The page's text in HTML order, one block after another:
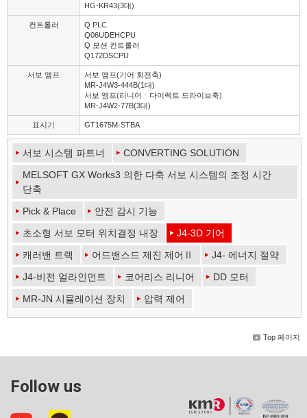
HG-KR43(3대)
컨트롤러
Q PLC
Q06UDEHCPU
Q 모션 컨트롤러
Q172DSCPU
서보 앰프
서보 앰프(기어 회전축)
MR-J4W3-444B(1대)
서보 앰프(리니어ㆍ다이렉트 드라이브축)
MR-J4W2-77B(3대)
표시기 GT1675M-STBA
서보 시스템 파트너
CONVERTING SOLUTION
MELSOFT GX Works3 의한 다축 서보 시스템의 조정 시간
단축
Pick & Place
안전 감시 기능
초소형 서보 모터 위치결정 내장
J4-3D 기어
캐러밴 트랙
어드밴스드 제진 제어Ⅱ
J4- 에너지 절약
J4-비전 얼라인먼트
코어리스 리니어
DD 모터
MR-JN 시뮬레이션 장치
압력 제어
Top 페이지
Follow us